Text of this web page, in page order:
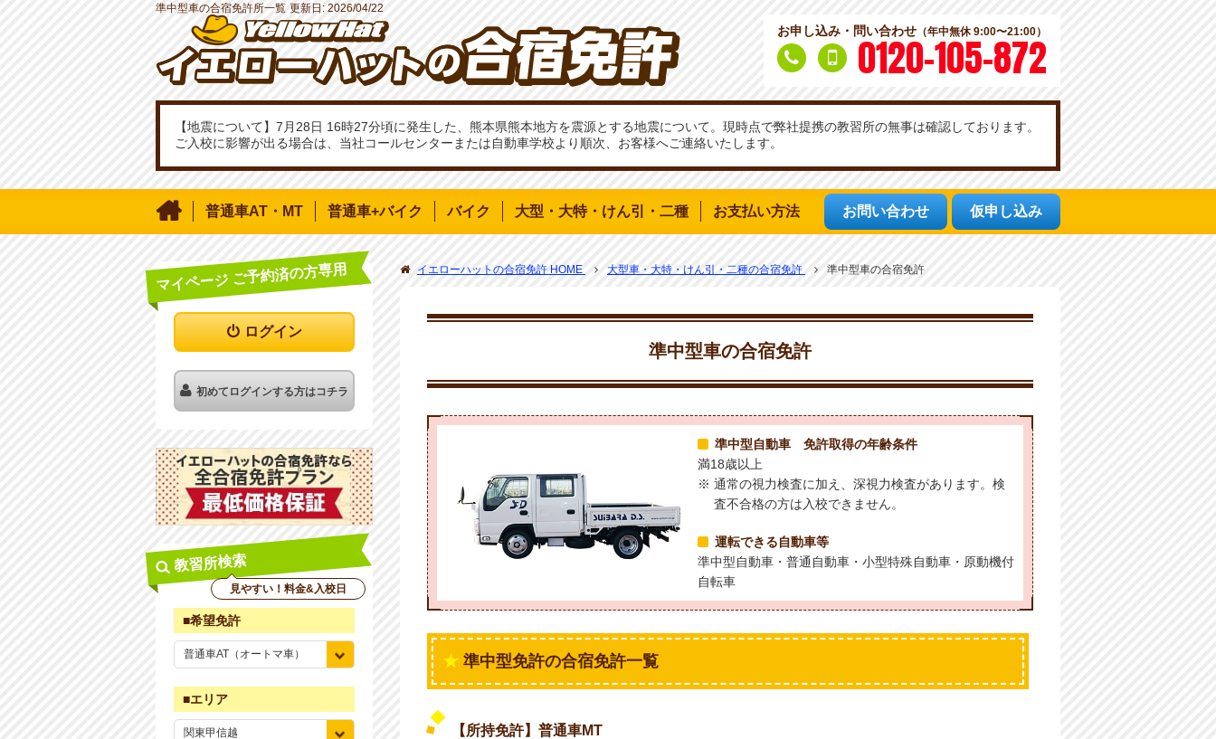
準中型車の合宿免許所一覧 更新日: 2026/04/22
お申し込み・問い合わせ （年中無休 9:00〜21:00）
0120-105-872
【地震について】7月28日 16時27分頃に発生した、熊本県熊本地方を震源とする地震について。現時点で弊社提携の教習所の無事は確認しております。
ご入校に影響が出る場合は、当社コールセンターまたは自動車学校より順次、お客様へご連絡いたします。
 普通車AT・MT 普通車+バイク バイク 大型・大特・けん引・二種 お支払い方法 お問い合わせ 仮申し込み
イエローハットの合宿免許 HOME 大型車・大特・けん引・二種の合宿免許 準中型車の合宿免許
準中型車の合宿免許
準中型自動車 免許取得の年齢条件
満18歳以上
通常の視力検査に加え、深視力検査があります。検
査不合格の方は入校できません。
運転できる自動車等
準中型自動車・普通自動車・小型特殊自動車・原動機付
自転車
準中型免許の合宿免許一覧
【所持免許】普通車MT
マイページ ご予約済の方専用
ログイン
初めてログインする方はコチラ
教習所検索
見やすい！料金&入校日
■希望免許
■エリア